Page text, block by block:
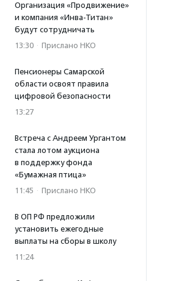
Организация «Продвижение»
и компания «Инва-Титан»
будут сотрудничать
13:30 · Прислано НКО
Пенсионеры Самарской
области освоят правила
цифровой безопасности
13:27
Встреча с Андреем Ургантом
стала лотом аукциона
в поддержку фонда
«Бумажная птица»
11:45 · Прислано НКО
В ОП РФ предложили
установить ежегодные
выплаты на сборы в школу
11:24